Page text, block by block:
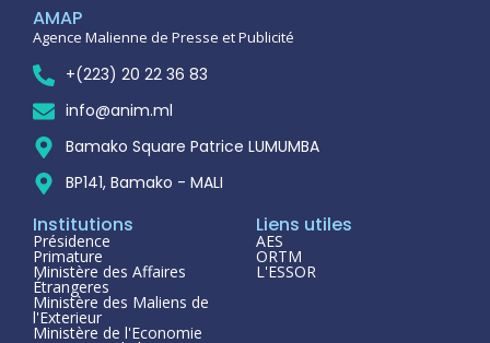
AMAP
Agence Malienne de Presse et Publicité
+(223) 20 22 36 83
info@anim.ml
Bamako Square Patrice LUMUMBA
BP141, Bamako - MALI
Institutions
Présidence
Primature
Ministère des Affaires
Étrangeres
Ministère des Maliens de
l'Exterieur
Ministère de l'Economie
Liens utiles
AES
ORTM
L'ESSOR